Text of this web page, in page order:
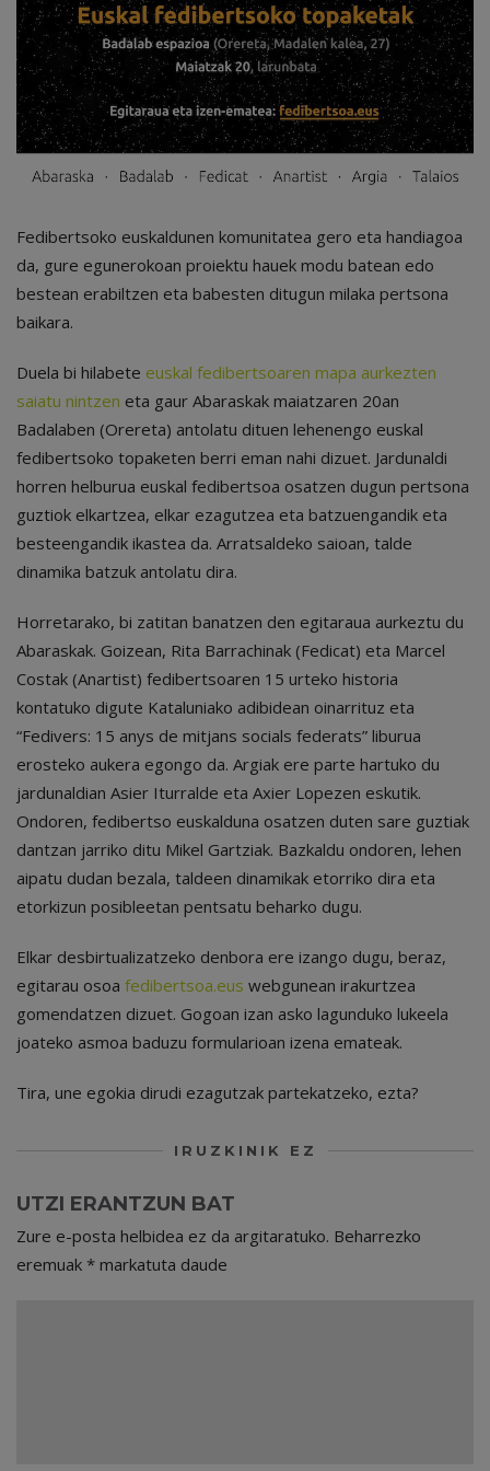
Fedibertsoko euskaldunen komunitatea gero eta handiagoa
da, gure egunerokoan proiektu hauek modu batean edo
bestean erabiltzen eta babesten ditugun milaka pertsona
baikara.
Duela bi hilabete euskal fedibertsoaren mapa aurkezten
saiatu nintzen eta gaur Abaraskak maiatzaren 20an
Badalaben (Orereta) antolatu dituen lehenengo euskal
fedibertsoko topaketen berri eman nahi dizuet. Jardunaldi
horren helburua euskal fedibertsoa osatzen dugun pertsona
guztiok elkartzea, elkar ezagutzea eta batzuengandik eta
besteengandik ikastea da. Arratsaldeko saioan, talde
dinamika batzuk antolatu dira.
Horretarako, bi zatitan banatzen den egitaraua aurkeztu du
Abaraskak. Goizean, Rita Barrachinak (Fedicat) eta Marcel
Costak (Anartist) fedibertsoaren 15 urteko historia
kontatuko digute Kataluniako adibidean oinarrituz eta
“Fedivers: 15 anys de mitjans socials federats” liburua
erosteko aukera egongo da. Argiak ere parte hartuko du
jardunaldian Asier Iturralde eta Axier Lopezen eskutik.
Ondoren, fedibertso euskalduna osatzen duten sare guztiak
dantzan jarriko ditu Mikel Gartziak. Bazkaldu ondoren, lehen
aipatu dudan bezala, taldeen dinamikak etorriko dira eta
etorkizun posibleetan pentsatu beharko dugu.
Elkar desbirtualizatzeko denbora ere izango dugu, beraz,
egitarau osoa fedibertsoa.eus webgunean irakurtzea
gomendatzen dizuet. Gogoan izan asko lagunduko lukeela
joateko asmoa baduzu formularioan izena emateak.
Tira, une egokia dirudi ezagutzak partekatzeko, ezta?
IRUZKINIK EZ
UTZI ERANTZUN BAT
Zure e-posta helbidea ez da argitaratuko. Beharrezko
eremuak * markatuta daude